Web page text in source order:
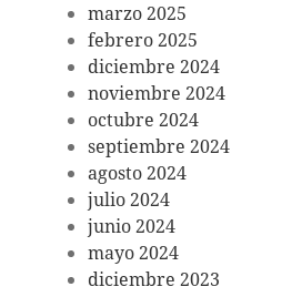
marzo 2025
febrero 2025
diciembre 2024
noviembre 2024
octubre 2024
septiembre 2024
agosto 2024
julio 2024
junio 2024
mayo 2024
diciembre 2023